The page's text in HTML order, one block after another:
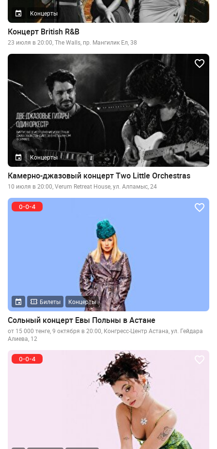
Концерты
Концерт British R&B
23 июля в 20:00, The Walls, пр. Мангилик Ел, 38
Концерты
Камерно-джазовый концерт Two Little Orchestras
10 июля в 20:00, Verum Retreat House, ул. Алпамыс, 24
Билеты Концерты
Сольный концерт Евы Польны в Астане
от 15 000 тенге, 9 октября в 20:00, Конгресс-Центр Астана, ул. Гейдара
Алиева, 12